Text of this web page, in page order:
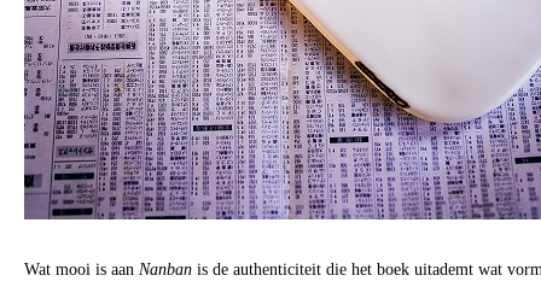
Wat mooi is aan Nanban is de authenticiteit die het boek uitademt wat